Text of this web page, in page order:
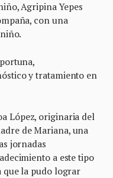
Agripina Yepes
con una
y tratamiento en
López, originaria del
de Mariana, una
jornadas
a este tipo
que la pudo lograr